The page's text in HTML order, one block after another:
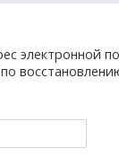
электронной